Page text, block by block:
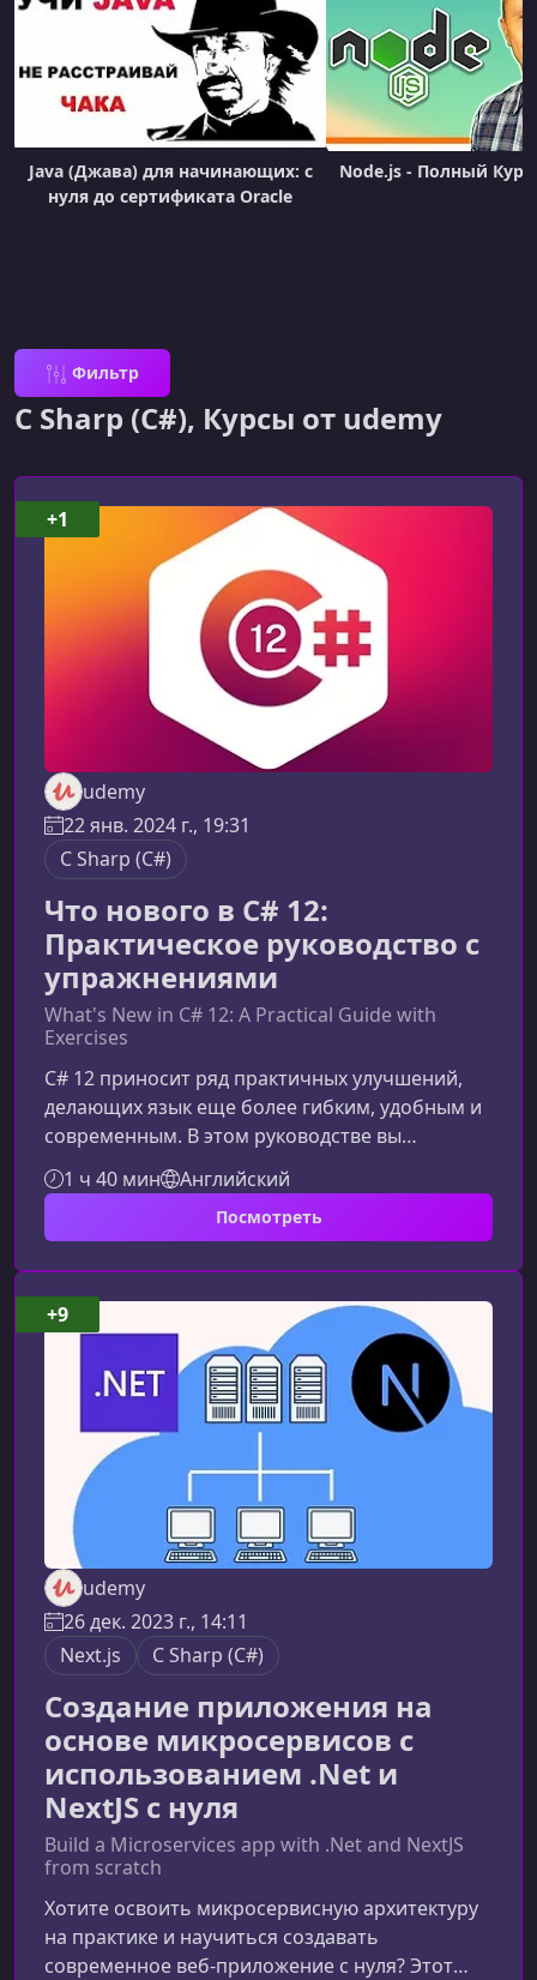
Java (Джава) для начинающих: с
нуля до сертификата Oracle
Node.js - Полный Курс
Фильтр
C Sharp (C#), Курсы от udemy
udemy
22 янв. 2024 г., 19:31
C Sharp (C#)
Что нового в C# 12:
Практическое руководство с
упражнениями
What's New in C# 12: A Practical Guide with
Exercises
C# 12 приносит ряд практичных улучшений,
делающих язык еще более гибким, удобным и
современным. В этом руководстве вы
получите концентрированный обзор
ключевых возможностей версии C# 12 и
поймете, как применять их в реальной
12Версия C# 12 фокусируется на сокращении
шаблонного кода, повышении читаемости и
расширении возможностей компилятора.
Ниже представлены ключевые обновления,
которые вы изучите в курсе.
1 ч 40 мин Английский
Посмотреть
+1
udemy
26 дек. 2023 г., 14:11
Next.js
C Sharp (C#)
Создание приложения на
основе микросервисов с
использованием .Net и
NextJS с нуля
Build a Microservices app with .Net and NextJS
from scratch
Хотите освоить микросервисную архитектуру
на практике и научиться создавать
современное веб‑приложение с нуля? Этот
+9